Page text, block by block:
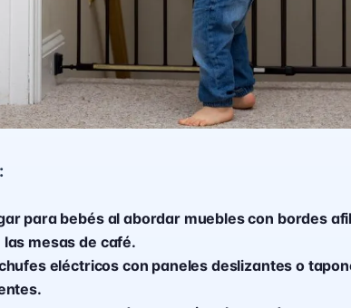
para bebés al abordar muebles con bordes
mesas de café.
eléctricos con paneles deslizantes o